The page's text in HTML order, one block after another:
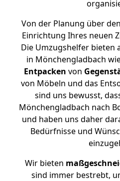
Von der Planung über
Einrichtung Ihres neuen
Die Umzugshelfer bieten
in Mönchengladbach
Entpacken von
von Möbeln und das
sind uns bewusst,
Mönchengladbach nach
und haben uns daher
Bedürfnisse und
Wir bieten
sind immer bestrebt,